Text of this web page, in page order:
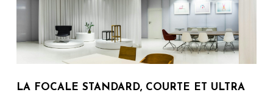
LA FOCALE STANDARD, COURTE ET ULTRA